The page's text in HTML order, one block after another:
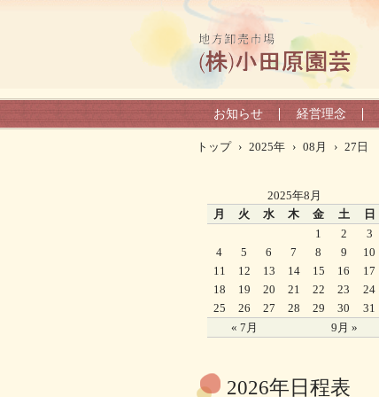
お知らせ 経営理念
トップ › 2025年 › 08月 › 27日
2025年8月
月
火 水 木 金 土 日
« 7月 9月 »
1 2
3
4
5 6 7 8 9
10
11
12 13 14 15 16
17
18
19 20 21 22 23
24
25
26 27 28 29 30 31
2026年日程表